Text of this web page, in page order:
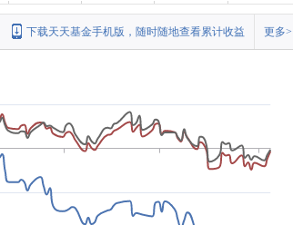
更多>
下载天天基金手机版，随时随地查看累计收益